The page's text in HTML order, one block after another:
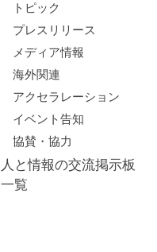
トピック
プレスリリース
メディア情報
海外関連
アクセラレーション
イベント告知
協賛・協力
人と情報の交流掲示板
一覧